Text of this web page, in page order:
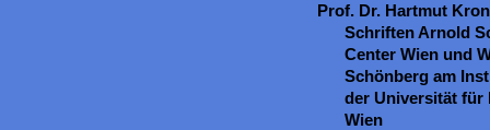
Prof. Dr. Hartmut
Schriften Arnold
Center Wien und
Schönberg am
der Universität für
Wien